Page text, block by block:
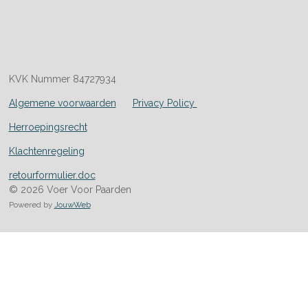
KVK Nummer 84727934
Algemene voorwaarden Privacy Policy
Herroepingsrecht
Klachtenregeling
retourformulier.doc
© 2026 Voer Voor Paarden
Powered by JouwWeb